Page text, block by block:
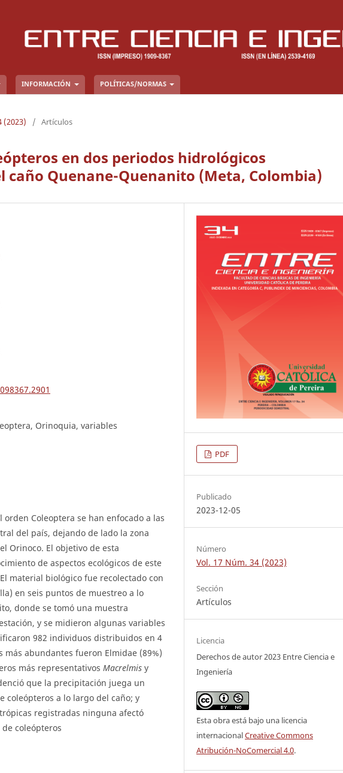
INFORMACIÓN POLÍTICAS/NORMAS
(2023) / Artículos
en dos periodos hidrológicos
caño Quenane-Quenanito (Meta, Colombia)
Orinoquia, variables
orden Coleoptera se han enfocado a las
del país, dejando de lado la zona
Orinoco. El objetivo de esta
de aspectos ecológicos de este
material biológico fue recolectado con
en seis puntos de muestreo a lo
donde se tomó una muestra
y se midieron algunas variables
982 individuos distribuidos en 4
abundantes fueron Elmidae (89%)
más representativos Macrelmis y
que la precipitación juega un
coleópteros a lo largo del caño; y
registradas ninguna afectó
coleópteros
PDF
Publicado
2023-12-05
Número
Vol. 17 Núm. 34 (2023)
Sección
Artículos
Licencia
Derechos de autor 2023 Entre Ciencia e
Ingeniería
Esta obra está bajo una licencia
internacionalCreative Commons
Atribución-NoComercial 4.0.